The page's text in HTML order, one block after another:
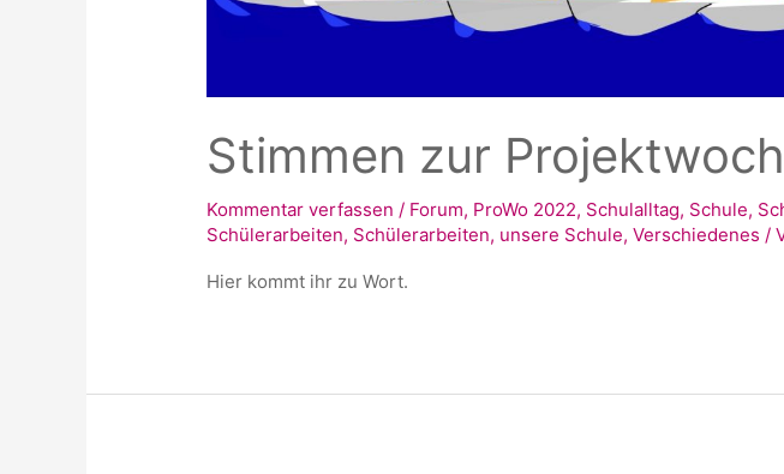
Stimmen zur
Kommentar verfassen / Forum, ProWo 2022, Schulalltag, Schule,
Schülerarbeiten, Schülerarbeiten, unsere Schule,Verschiedenes /
Hier kommt ihr zu Wort.